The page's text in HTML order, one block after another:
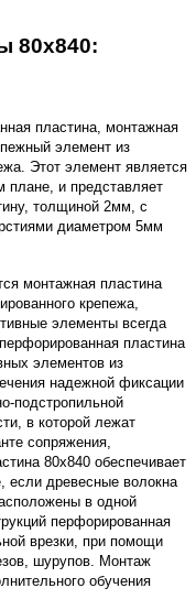
80х840:
пластина, монтажная
элемент из
Этот элемент является
плане, и представляет
толщиной 2мм, с
диаметром 5мм
монтажная пластина
крепежа,
элементы всегда
пластина
элементов из
надежной фиксации
подстропильной
в которой лежат
сопряжения,
80х840 обеспечивает
если древесные волокна
в одной
перфорированная
врезки, при помощи
шурупов. Монтаж
обучения